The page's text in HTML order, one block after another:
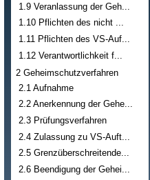
1.9 Veranlassung der Geh...
1.10 Pflichten des nicht ...
1.11 Pflichten des VS-Auf...
1.12 Verantwortlichkeit f...
2 Geheimschutzverfahren
2.1 Aufnahme
2.2 Anerkennung der Gehe...
2.3 Prüfungsverfahren
2.4 Zulassung zu VS-Auft...
2.5 Grenzüberschreitende...
2.6 Beendigung der Gehei...